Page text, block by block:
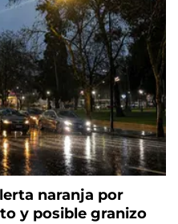
naranja por
y posible granizo